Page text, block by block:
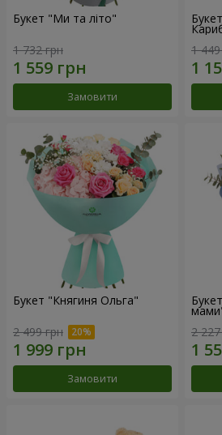
Букет "Ми та літо"
1 732 грн
Замовити
1
Букет "Княгиня Ольга"
2 499 грн
Замовити
2